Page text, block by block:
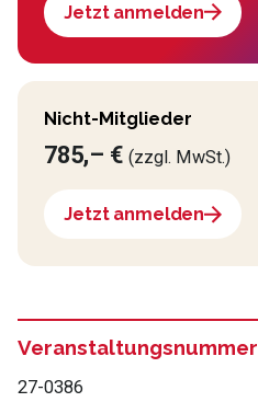
Jetzt anmelden
Nicht-Mitglieder
785,– €(zzgl. MwSt.)
Jetzt anmelden
Veranstaltungsnummer
27-0386